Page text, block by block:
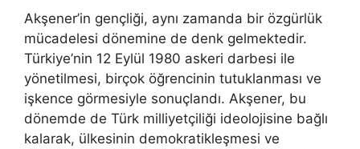
Akşener’in gençliği, aynı zamanda bir özgürlük
mücadelesi dönemine de denk gelmektedir.
Türkiye’nin 12 Eylül 1980 askeri darbesi ile
yönetilmesi, birçok öğrencinin tutuklanması ve
işkence görmesiyle sonuçlandı. Akşener, bu
dönemde de Türk milliyetçiliği ideolojisine bağlı
kalarak, ülkesinin demokratikleşmesi ve